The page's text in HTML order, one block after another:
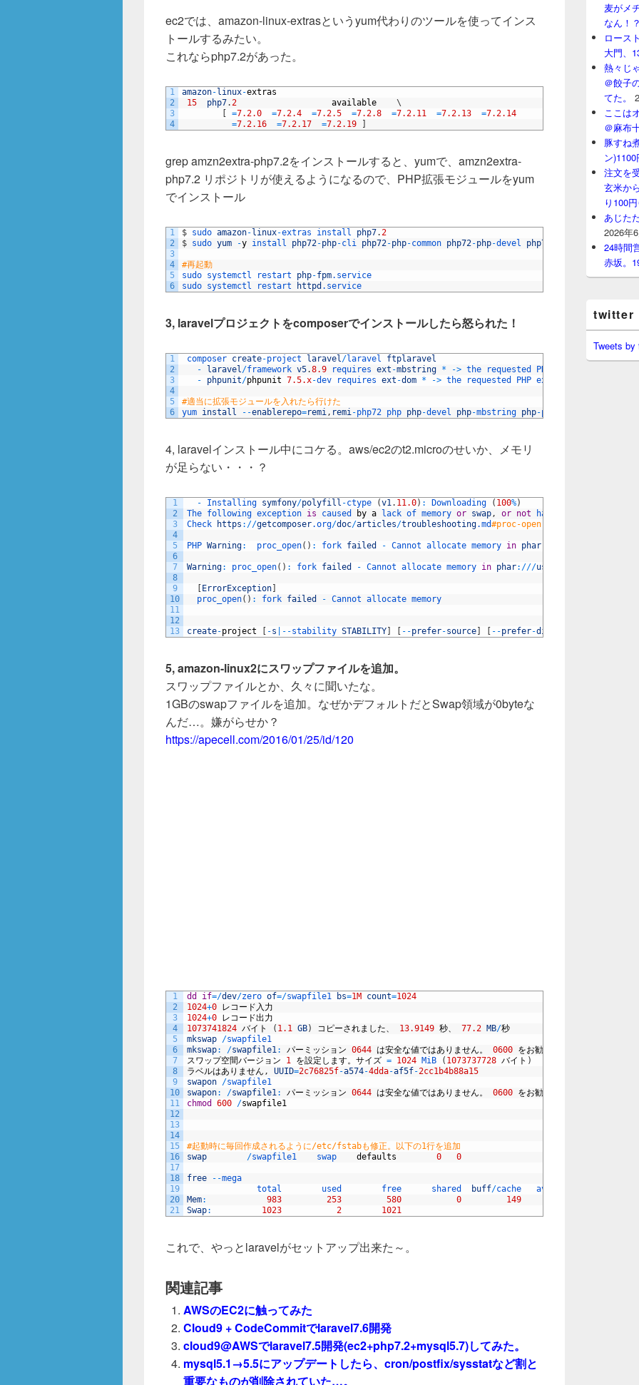
ec2では、amazon-linux-extrasというyum代わりのツールを使ってインス
トールするみたい。
これならphp7.2があった。
1
2
3
4
amazon-linux-extras
15
php7.2 available
\
[ =7.2.0 =7.2.4 =7.2.5 =7.2.8 =7.2.11 =7.2.13 =7.2.14
=7.2.16 =7.2.17 =7.2.19 ]
grep amzn2extra-php7.2をインストールすると、yumで、amzn2extra-
php7.2 リポジトリが使えるようになるので、PHP拡張モジュールをyum
でインストール
1
2
3
4
5
6
$ sudo amazon-linux-extras install php7.2
$ sudo yum -y install php72-php-cli php72-php-common php72-php-devel php72 fpm php72-
#再起動
sudo systemctl restart php-fpm.service
sudo systemctl restart httpd .service
3, laravelプロジェクトをcomposerでインストールしたら怒られた！
1
2
3
4
5
6
composer create-project laravel/laravel ftplaravel
-
laravel/framework v5.8.9 requires ext -mbstring * -> the requested PHP
-
phpunit/phpunit 7.5.x-dev requires ext -dom * -> the requested PHP extension
#適当に拡張モジュールを入れたら行けた
yum install --enablerepo=remi, remi-php72 php php-devel php-mbstring php-pdo
4, laravelインストール中にコケる。aws/ec2のt2.microのせいか、メモリ
が足らない・・・？
1
2
3
4
5
6
7
8
9
10
11
12
13
- Installing symfony/polyfill -ctype (v1. 11.0) : Downloading ( 100%)
The following exception is caused by a lack of memory or swap, or not having
Check
https : //getcomposer.org/doc/articles/troubleshooting.md#proc-open-fork-failed-
PHP Warning: proc_open( ) : fork failed - Cannot allocate memory in phar
Warning: proc_open( ) : fork failed - Cannot allocate memory in phar: ///usr
[ErrorException]
proc_open( ) : fork failed - Cannot allocate memory
create-project [ -s --stability STABILITY] [ --prefer-source] [ --prefer-dist
5, amazon-linux2にスワップファイルを追加。
スワップファイルとか、久々に聞いたな。
1GBのswapファイルを追加。なぜかデフォルトだとSwap領域が0byteな
んだ…。嫌がらせか？
https://apecell.com/2016/01/25/id/120
1
2
3
4
5
6
7
8
9
10
11
12
13
14
15
16
17
18
19
20
21
dd if=/dev/zero of=/swapfile1 bs=1M count=1024
1024+0 レコード入力
1024+0 レコード出力
1073741824 バイト ( 1.1 GB) コピーされました、 13.9149 秒、 77.2 MB/秒
mkswap /swapfile1
mkswap: /swapfile1: パーミッション 0644 は安全な値ではありません。 0600 をお勧めします。
スワップ空間バージョン
1 を設定します。サイズ = 1024 MiB ( 1073737728 バイト )
ラベルはありません , UUID=2c76825f-a574-4dda-af5f-2cc1b4b88a15
swapon /swapfile1
swapon: /swapfile1: パーミッション 0644 は安全な値ではありません。 0600 をお勧めします。
chmod
600 /swapfile1
#起動時に毎回作成されるように/etc/fstabも修正。以下の1行を追加
swap
/swapfile1 swap defaults 0 0
free --mega
total used free shared buff/cache available
Mem: 983 253 580 0 149
Swap: 1023 2 1021
これで、やっとlaravelがセットアップ出来た～。
関連記事
AWSのEC2に触ってみた
Cloud9 + CodeCommitでlaravel7.6開発
cloud9@AWSでlaravel7.5開発(ec2+php7.2+mysql5.7)してみた。
mysql5.1→5.5にアップデートしたら、cron/postfix/sysstatなど割と
重要なものが削除されていた…。
麦がメ
なん！？
ロース
大門、
熱々じ
＠餃子
てた。
ここは
＠麻布
豚すね
ン
注文を
玄米か
り100
あじた
2026年
24時間
赤坂。
twitter
Tweets by